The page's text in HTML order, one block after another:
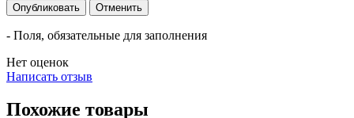
Опубликовать Отменить
- Поля, обязательные для заполнения
Нет оценок
Написать отзыв
Похожие товары